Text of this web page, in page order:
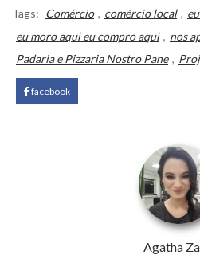
Tags: Comércio , comércio local ,
eu moro aqui eu compro aqui , nos
Padaria e Pizzaria Nostro Pane ,
facebook
Agatha